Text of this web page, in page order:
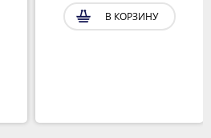
В КОРЗИНУ